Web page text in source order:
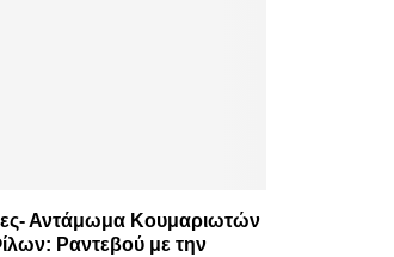
Αντάμωμα Κουμαριωτών
Ραντεβού με την